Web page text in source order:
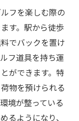
フを楽しむ際の
す。駅から徒歩
でバックを置け
フ道具を持ち運
ができます。特
物を預けられる
境が整っている
るようになり、